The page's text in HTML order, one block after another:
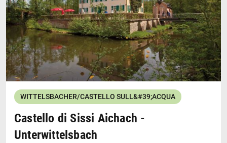
WITTELSBACHER/CASTELLO SULL&#39;ACQUA
Castello di Sissi Aichach -
Unterwittelsbach
famiglia Wittelsbach, distrutto dopo l'omicidio di un re
nel 1209. Sulla piazza del castello si trovano i resti
delle mura della fortezza.
Wikipedia